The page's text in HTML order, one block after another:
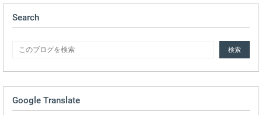
Search
Google Translate